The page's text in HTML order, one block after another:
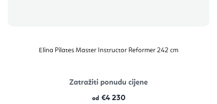
Elina Pilates Master Instructor Reformer 242 cm
Zatražiti ponudu cijene
od €4 230